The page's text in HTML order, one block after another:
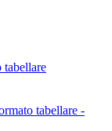
tabellare
tabellare -